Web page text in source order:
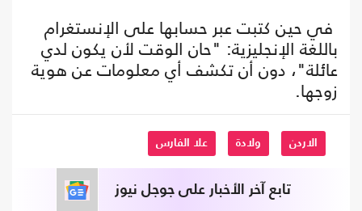
في حين كتبت عبر حسابها على الإنستغرام
باللغة الإنجليزية: "حان الوقت لأن يكون لدي
عائلة"، دون أن تكشف أي معلومات عن هوية
زوجها.
الاردن ولادة علا الفارس
تابع آخر الأخبار على جوجل نيوز